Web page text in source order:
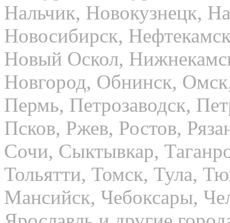
Нальчик, Новокузнецк,
Новосибирск,
Новый Оскол,
Новгород, Обнинск,
Пермь, Петрозаводск,
Псков, Ржев, Ростов,
Сочи, Сыктывкар,
Тольятти, Томск, Тула,
Мансийск, Чебоксары,